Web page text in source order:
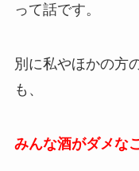
って話です。
別に私やほかの方
も、
みんな酒がダメな